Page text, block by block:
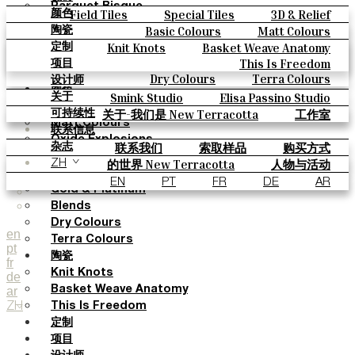
Field Tiles Special Tiles
3D & Relief
Hand Painted
Bold Pattern
Parquet Bisque
Natural Cotto
Smink Studio
Elisa Passino
Paulo Vale
颜色
Basic Colours
Matt Colours
Oxide Explosions
Special Firing
Vintage Metallics
Gold & Platinum
Blends
Dry Colours
Terra Colours
陶瓷
Knit Knots
Basket Weave Anatomy
This Is Freedom
定制
项目
设计师
Smink Studio
Elisa Passino Studio
Paulo Vale
关于
关于-我们是 New Terracotta 工作室
可持续性
联系信息
联系我们 索取样品
购买方式
目录和 技术规格
常见问题
杂志
的世界 New Terracotta
人物与活动
地方和故事
材料和可持续性 灵感与文化
ZH
EN PT FR DE AR
en
pt
fr
de
ar
ZH
Parquet Bisque
Natural Cotto
Smink Studio
Elisa Passino
Paulo Vale
颜色
Basic Colours
Matt Colours
Oxide Explosions
Special Firing
Vintage Metallics
Gold & Platinum
Blends
Dry Colours
Terra Colours
陶瓷
Knit Knots
Basket Weave Anatomy
This Is Freedom
定制
项目